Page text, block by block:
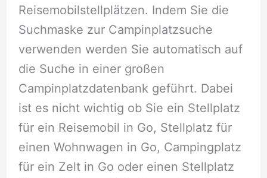
Reisemobilstellplätzen. Indem Sie die
Suchmaske zur Campinplatzsuche
verwenden werden Sie automatisch auf
die Suche in einer großen
Campinplatzdatenbank geführt. Dabei
ist es nicht wichtig ob Sie ein Stellplatz
für ein Reisemobil in Go, Stellplatz für
einen Wohnwagen in Go, Campingplatz
für ein Zelt in Go oder einen Stellplatz